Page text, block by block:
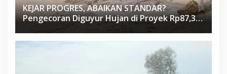
KEJAR PROGRES, ABAIKAN STANDAR?
Pengecoran Diguyur Hujan di Proyek Rp87,34
Miliar Sukma Nias, Konsultan, Pengawas dan
PPK Bungkam